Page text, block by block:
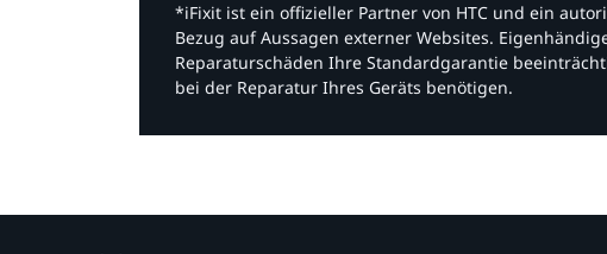
*iFixit ist ein offizieller Partner von HTC und ein
Bezug auf Aussagen externer Websites.
Reparaturschäden Ihre Standardgarantie
bei der Reparatur Ihres Geräts benötigen.​